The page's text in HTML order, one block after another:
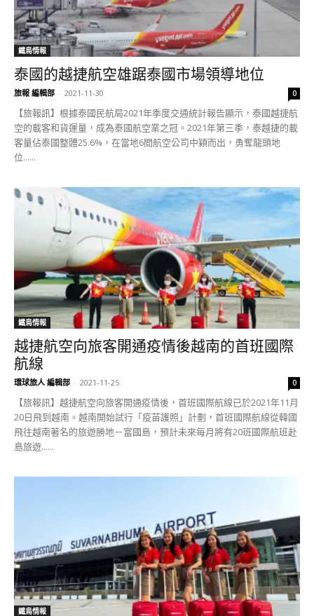
鐵鳥情報
泰國的越捷航空雄踞泰國市場領導地位
旅報 編輯部 - 2021-11-30 0
【旅報訊】根據泰國民航局2021年季度交通統計報告顯示，泰國越捷航
空的載客和貨運量，成為泰國航空業之冠。2021年第三季，泰越捷的載
客量佔泰國整體25.6%，在當地6間航空公司中穎而出，勇奪龍頭地
位......
鐵鳥情報
越捷航空向旅客開通疫情後越南的首班國際
航線
環球旅人 編輯部 - 2021-11-25 0
【旅報訊】越捷航空向旅客開通疫情後，首班國際航線已於2021年11月
20日飛到越南。越南開始試行「疫苗護照」計劃，首班國際航線從韓國
飛往越南著名的旅遊勝地－富國島，預計未來每月將有20班國際航班赴
島旅遊......
鐵鳥情報